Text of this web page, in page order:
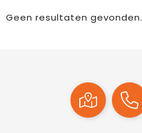
Geen resultaten gevonden.